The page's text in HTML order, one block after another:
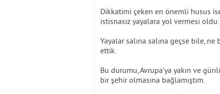
Dikkatimi çeken en önemli husus
istisnasız yayalara yol vermesi oldu.
Yayalar salına salına geçse bile,
ettik.
Bu durumu, Avrupa’ya yakın ve
bir şehir olmasına bağlamıştım.